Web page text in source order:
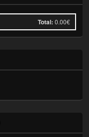
Total: 0.00€